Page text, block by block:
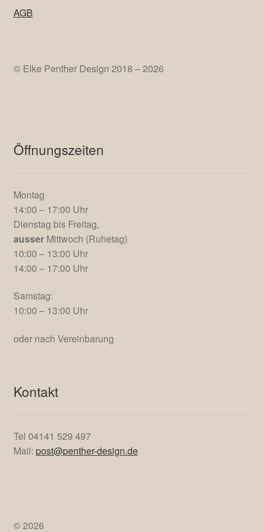
Elke Penther Design
Öffnungszeiten
Montag
Dienstag bis Freitag,
oder nach Vereinbarung